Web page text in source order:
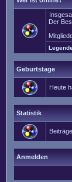
Der
Geburtstage
Heute
Statistik
Anmelden